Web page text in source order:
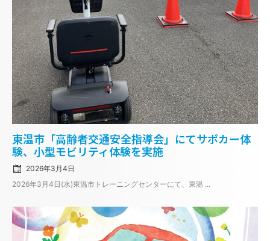
東温市「高齢者交通安全指導会」にてサポカー体
験、小型モビリティ体験を実施
on
2026年3月4日
2026年3月4日(水)東温市トレーニングセンターにて、東温 ...